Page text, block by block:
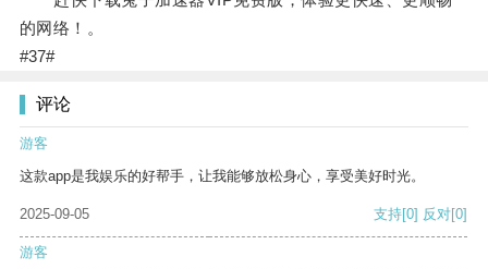
的网络！。
#37#
评论
游客
这款app是我娱乐的好帮手，让我能够放松身心，享受美好时光。
2025-09-05 支持[0] 反对[0]
游客